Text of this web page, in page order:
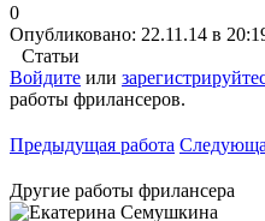
0
Опубликовано: 22.11.14 в
Статьи
Войдите или
работы фрилансеров.
Предыдущая работа
Другие работы фрилансера